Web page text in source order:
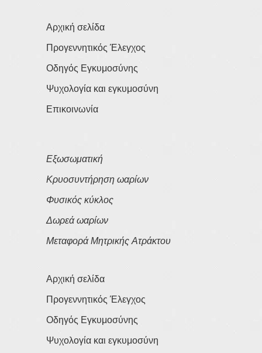
Αρχική σελίδα
Προγεννητικός Έλεγχος
Οδηγός Εγκυμοσύνης
Ψυχολογία και εγκυμοσύνη
Επικοινωνία
Εξωσωματική
Κρυοσυντήρηση ωαρίων
Φυσικός κύκλος
Δωρεά ωαρίων
Μεταφορά Μητρικής Ατράκτου
Αρχική σελίδα
Προγεννητικός Έλεγχος
Οδηγός Εγκυμοσύνης
Ψυχολογία και εγκυμοσύνη